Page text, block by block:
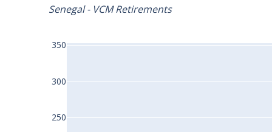
250
300
350
Senegal - VCM Retirements